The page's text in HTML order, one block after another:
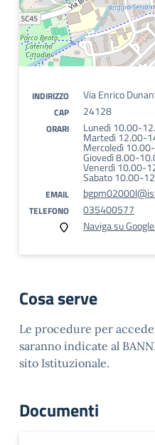
INDIRIZZO Via Enrico
CAP 24128
ORARI Lunedì 10.00-
Martedì 12.00-
Mercoledì
Giovedì 8.00-
Venerdì 10.00-
Sabato 10.00-
EMAIL
TELEFONO
035400577
Naviga su
Cosa serve
Le procedure per
saranno indicate al
sito Istituzionale.
Documenti